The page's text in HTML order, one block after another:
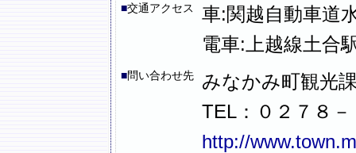
■交通アクセス
車:関越自動車道
電車:上越線土合
■問い合わせ先
みなかみ町観
TEL：０２７８
http://